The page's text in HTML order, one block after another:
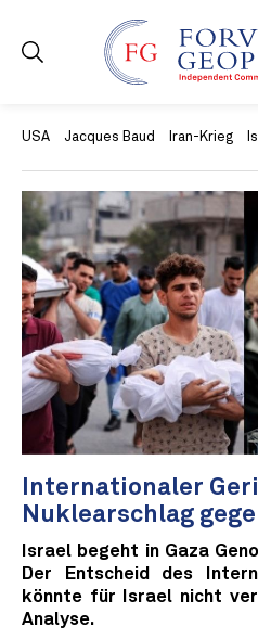
USA Jacques Baud Iran-Krieg
Internationaler
Nuklearschlag
Israel begeht in Gaza
Der Entscheid des
könnte für Israel nicht
Analyse.